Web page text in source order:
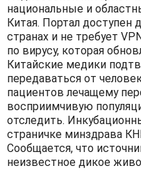
национальные и
Китая. Портал доступен
странах и не требует
по вирусу, которая
Китайские медики
передаваться от
пациентов лечащему
восприимчивую
отследить.
страничке минздрава
Сообщается, что
неизвестное дикое